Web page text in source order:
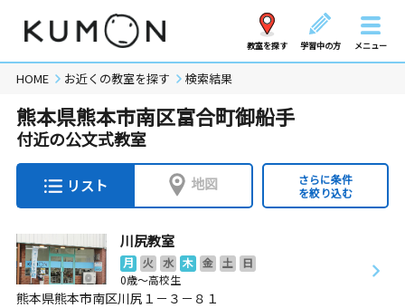
教室を探す 学習中の方 メニュー
HOME お近くの教室を探す 検索結果
熊本県熊本市南区富合町御船手
付近の公文式教室
リスト 地図
さらに条件
を絞り込む
川尻教室
月 火 水 木 金 土
日
0歳～高校生
熊本県熊本市南区川尻１－３－８１